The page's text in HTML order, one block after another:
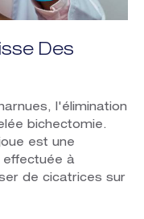
Des
l'élimination
bichectomie.
est une
effectuée à
de cicatrices sur